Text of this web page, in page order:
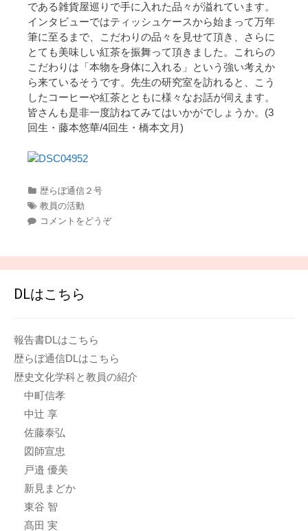
である雑貨屋巡りで手に入れた品々が溢れています。
インタビューではティッシュケースから始まって万年
筆に至るまで、こだわりの品々を見せて頂き、さらに
とても美味しい紅茶を振舞って頂きました。これらの
こだわりは「本物を身体に入れる」という強い考えか
ら来ているそうです。先生の研究室を訪れると、こう
したコーヒーや紅茶とともに様々なお話が伺えます。
皆さんも是非一度訪ねてみてはいかがでしょうか。(3
回生・藤本悠華/4回生・橋本文月)
カ
テ
歴らぼ通信２号
タ
グ
教員の活動
コメントをどうぞ
DLはこちら
報告書DLはこちら
歴らぼ通信DLはこちら
歴史文化学科と教員の紹介
中町信孝
中辻 享
佐藤泰弘
図師宣忠
戸邉 優美
新見まどか
東谷 智
髙田 実